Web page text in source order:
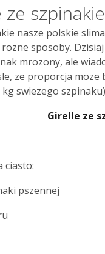
ze
nasze polskie
sposoby.
mrozony, ale
ze proporcja
swiezego
Girelle ze
ciasto:
pszennej